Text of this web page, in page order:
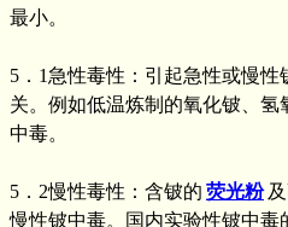
最小。
5．1急性毒性：引起急性或慢
关。例如低温炼制的氧化铍、
中毒。
5．2慢性毒性：含铍的 荧光粉
慢性铍中毒。国内实验性铍中